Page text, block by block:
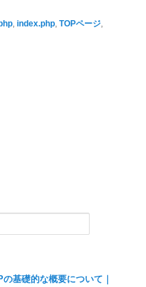
,index.php ,TOPページ
基礎的な概要について｜